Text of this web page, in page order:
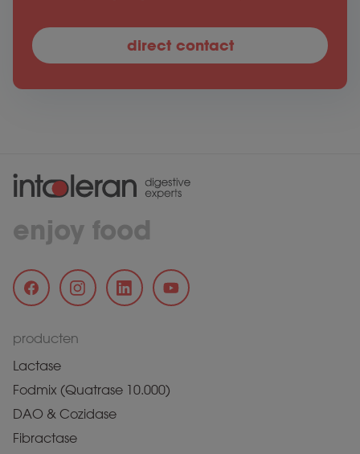
direct contact
enjoy food
producten
Lactase
Fodmix (Quatrase 10.000)
DAO & Cozidase
Fibractase